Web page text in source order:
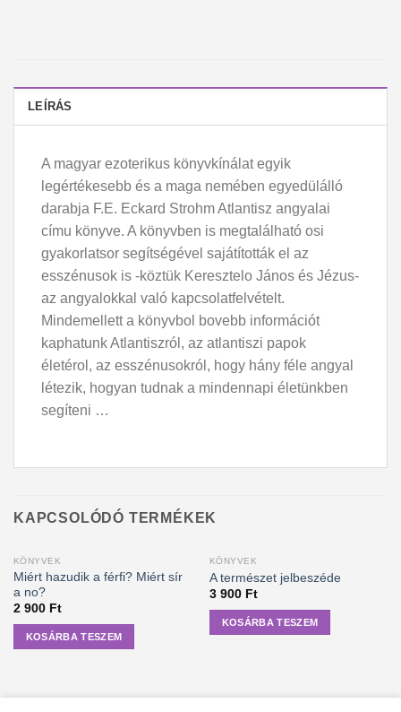
LEÍRÁS
A magyar ezoterikus könyvkínálat egyik
legértékesebb és a maga nemében egyedülálló
darabja F.E. Eckard Strohm Atlantisz angyalai
címu könyve. A könyvben is megtalálható osi
gyakorlatsor segítségével sajátították el az
esszénusok is -köztük Keresztelo János és Jézus-
az angyalokkal való kapcsolatfelvételt.
Mindemellett a könyvbol bovebb információt
kaphatunk Atlantiszról, az atlantiszi papok
életérol, az esszénusokról, hogy hány féle angyal
létezik, hogyan tudnak a mindennapi életünkben
segíteni …
KAPCSOLÓDÓ TERMÉKEK
KÖNYVEK
Miért hazudik a férfi? Miért sír
a no?
2 900 Ft
KOSÁRBA TESZEM
KÖNYVEK
A természet jelbeszéde
3 900 Ft
KOSÁRBA TESZEM